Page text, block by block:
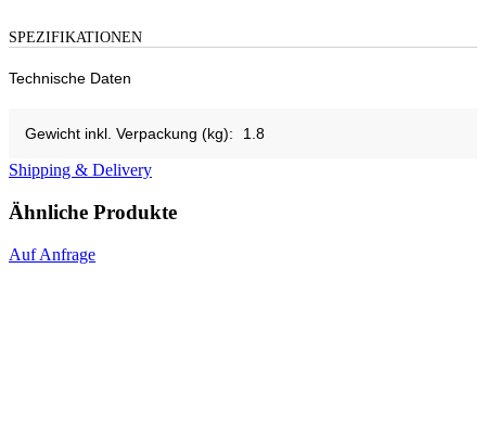
SPEZIFIKATIONEN
Technische Daten
Gewicht inkl. Verpackung (kg): 1.8
Shipping & Delivery
Ähnliche Produkte
Auf Anfrage